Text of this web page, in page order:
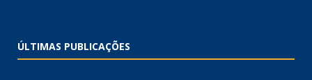
ÚLTIMAS PUBLICAÇÕES